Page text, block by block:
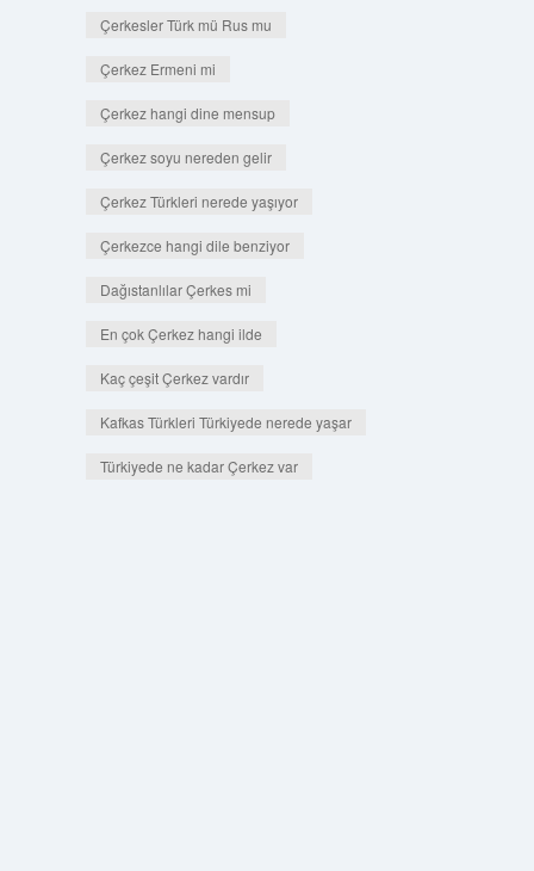
Çerkesler Türk mü Rus mu
Çerkez Ermeni mi
Çerkez hangi dine mensup
Çerkez soyu nereden gelir
Çerkez Türkleri nerede yaşıyor
Çerkezce hangi dile benziyor
Dağıstanlılar Çerkes mi
En çok Çerkez hangi ilde
Kaç çeşit Çerkez vardır
Kafkas Türkleri Türkiyede nerede yaşar
Türkiyede ne kadar Çerkez var